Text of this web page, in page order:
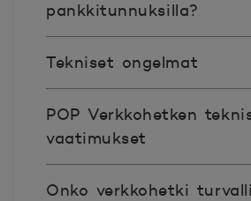
pankkitunnuksilla?
Tekniset ongelmat
POP Verkkohetken
vaatimukset
Onko verkkohetki